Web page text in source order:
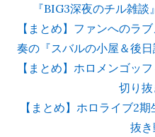
『BIG3深夜のチル雑談
【まとめ】ファンへのラ
奏の『スバルの小屋＆後日
【まとめ】ホロメンゴッ
切り抜
【まとめ】ホロライブ2
抜き